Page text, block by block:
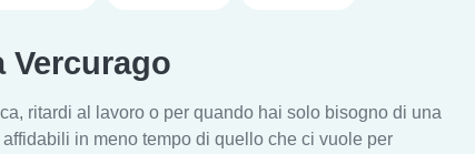
Vercurago
ritardi al lavoro o per quando hai solo bisogno di una
in meno tempo di quello che ci vuole per